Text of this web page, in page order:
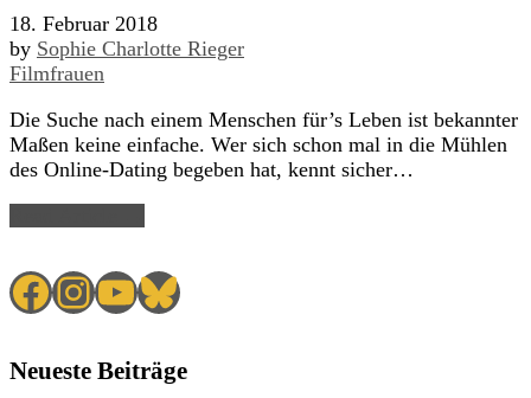
18. Februar 2018
by Sophie Charlotte Rieger
Filmfrauen
Die Suche nach einem Menschen für’s Leben ist bekannter
Maßen keine einfache. Wer sich schon mal in die Mühlen
des Online-Dating begeben hat, kennt sicher…
Facebook
Instagram
YouTube
Bluesky
Neueste Beiträge